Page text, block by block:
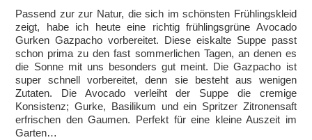
Passend zur zur Natur, die sich im schönsten Frühlingskleid
zeigt, habe ich heute eine richtig frühlingsgrüne Avocado
Gurken Gazpacho vorbereitet. Diese eiskalte Suppe passt
schon prima zu den fast sommerlichen Tagen, an denen es
die Sonne mit uns besonders gut meint. Die Gazpacho ist
super schnell vorbereitet, denn sie besteht aus wenigen
Zutaten. Die Avocado verleiht der Suppe die cremige
Konsistenz; Gurke, Basilikum und ein Spritzer Zitronensaft
erfrischen den Gaumen. Perfekt für eine kleine Auszeit im
Garten…